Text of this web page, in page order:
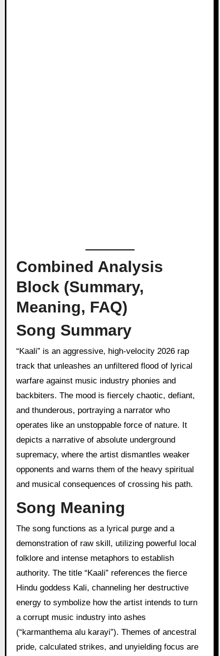
Combined Analysis
Block (Summary,
Meaning, FAQ)
Song Summary
“Kaali” is an aggressive, high-velocity 2026 rap
track that unleashes an unfiltered flood of lyrical
warfare against music industry phonies and
backbiters. The mood is fiercely chaotic, defiant,
and thunderous, portraying a narrator who
operates like an unstoppable force of nature. It
depicts a narrative of absolute underground
supremacy, where the artist dismantles weaker
opponents and warns them of the heavy spiritual
and musical consequences of crossing his path.
Song Meaning
The song functions as a lyrical purge and a
demonstration of raw skill, utilizing powerful local
folklore and intense metaphors to establish
authority. The title “Kaali” references the fierce
Hindu goddess Kali, channeling her destructive
energy to symbolize how the artist intends to turn
a corrupt music industry into ashes
(“karmanthema alu karayi”). Themes of ancestral
pride, calculated strikes, and unyielding focus are